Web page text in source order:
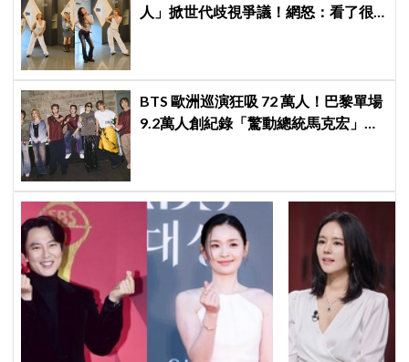
人」掀世代歧視爭議！網怒：看了很
BTS 歐洲巡演狂吸 72 萬人！巴黎單場
9.2萬人創紀錄「驚動總統馬克宏」下